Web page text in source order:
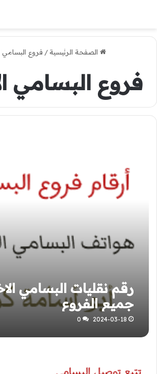
الصفحة الرئيسية / فروع البسامي
فروع البسامي
رقم نقليات البسامي
جميع الفروع
2024-03-18
0